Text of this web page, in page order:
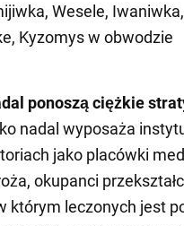
Wesele, Iwaniwka,
Kyzomys w obwodzie
ponoszą ciężkie
nadal wyposaża
jako placówki
okupanci
którym leczonych jest